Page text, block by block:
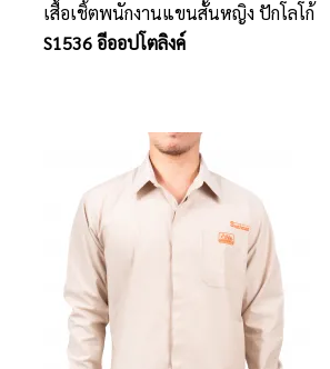
เสื้อเชิ้ตพนักงานแขนสั้นหญิง ปักโลโก้
S1536 อีออปโตลิงค์